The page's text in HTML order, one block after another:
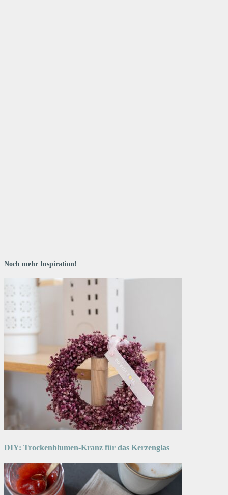
Noch mehr Inspiration!
DIY: Trockenblumen-Kranz für das Kerzenglas